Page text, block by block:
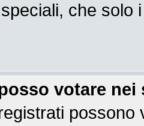
che solo
votare nei